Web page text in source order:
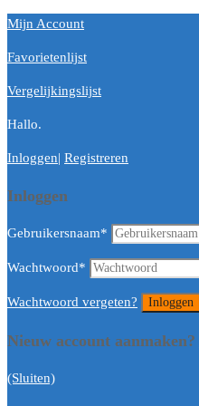
Mijn Account
Favorietenlijst
Vergelijkingslijst
Hallo.
Inloggen| Registreren
Inloggen
Gebruikersnaam*
Wachtwoord*
Wachtwoord vergeten?
Nieuw account aanmaken?
(Sluiten)